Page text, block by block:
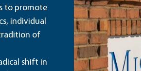
to promote
individual
of
shift in